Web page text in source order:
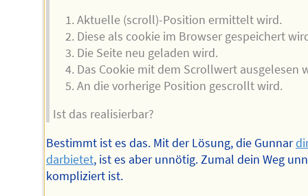
Aktuelle (scroll)-Position ermittelt wird.
Diese als cookie im Browser gespeichert
Die Seite neu geladen wird.
Das Cookie mit dem Scrollwert ausgelesen
An die vorherige Position gescrollt wird.
Ist das realisierbar?
Bestimmt ist es das. Mit der Lösung, die Gunnar
darbietet, ist es aber unnötig. Zumal dein Weg
kompliziert ist.